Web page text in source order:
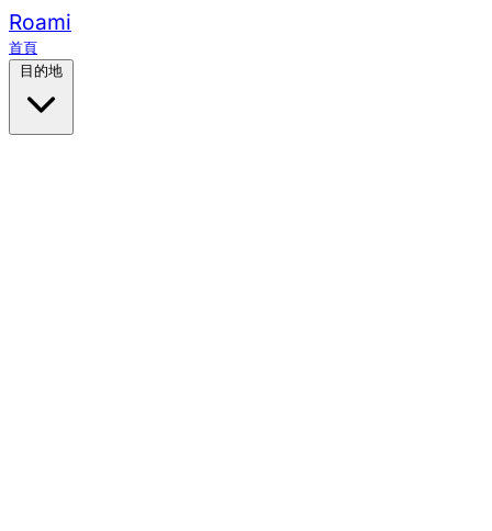
Roami
首頁
目的地